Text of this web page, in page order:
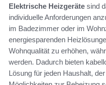
Elektrische Heizgeräte sind
individuelle Anforderungen
im Badezimmer oder im
energiesparenden
Wohnqualität zu erhöhen,
werden. Dadurch bieten
Lösung für jeden Haushalt,